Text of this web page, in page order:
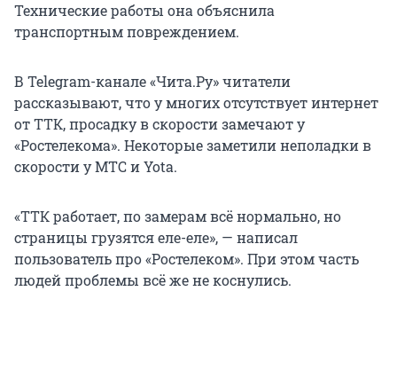
Технические работы она объяснила
транспортным повреждением.
В Telegram-канале «Чита.Ру» читатели
рассказывают, что у многих отсутствует интернет
от ТТК, просадку в скорости замечают у
«Ростелекома». Некоторые заметили неполадки в
скорости у МТС и Yota.
«ТТК работает, по замерам всё нормально, но
страницы грузятся еле-еле», — написал
пользователь про «Ростелеком». При этом часть
людей проблемы всё же не коснулись.